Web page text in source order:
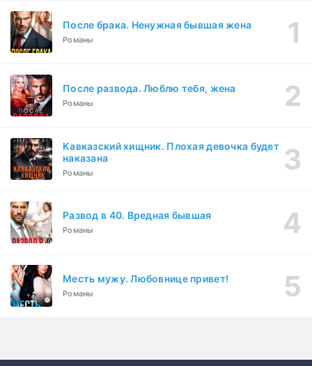
После брака. Ненужная бывшая жена
Романы
После развода. Люблю тебя, жена
Романы
Кавказский хищник. Плохая девочка будет
наказана
Романы
Развод в 40. Вредная бывшая
Романы
Месть мужу. Любовнице привет!
Романы